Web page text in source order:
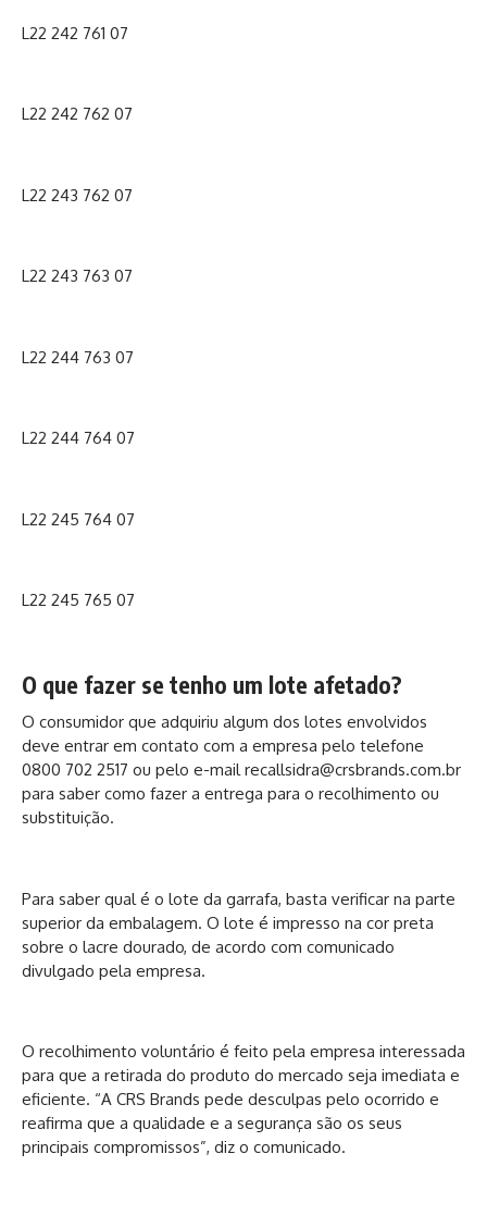
L22 242 761 07
L22 242 762 07
L22 243 762 07
L22 243 763 07
L22 244 763 07
L22 244 764 07
L22 245 764 07
L22 245 765 07
O que fazer se tenho um lote afetado?
O consumidor que adquiriu algum dos lotes envolvidos
deve entrar em contato com a empresa pelo telefone
0800 702 2517 ou pelo e-mail recallsidra@crsbrands.com.br
para saber como fazer a entrega para o recolhimento ou
substituição.
Para saber qual é o lote da garrafa, basta verificar na parte
superior da embalagem. O lote é impresso na cor preta
sobre o lacre dourado, de acordo com comunicado
divulgado pela empresa.
O recolhimento voluntário é feito pela empresa interessada
para que a retirada do produto do mercado seja imediata e
eficiente. “A CRS Brands pede desculpas pelo ocorrido e
reafirma que a qualidade e a segurança são os seus
principais compromissos”, diz o comunicado.